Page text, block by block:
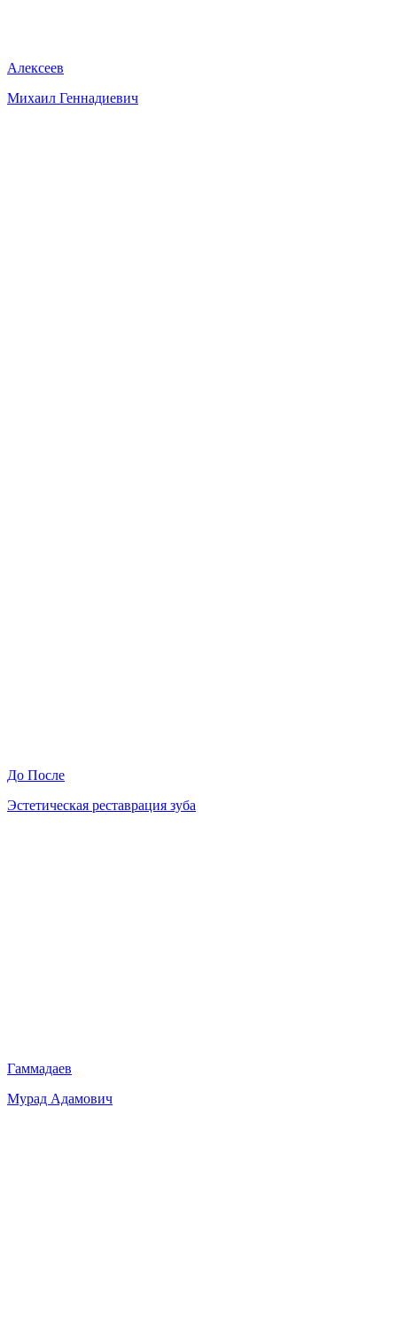
Алексеев
Михаил Геннадиевич
До После
Эстетическая реставрация зуба
Гаммадаев
Мурад Адамович